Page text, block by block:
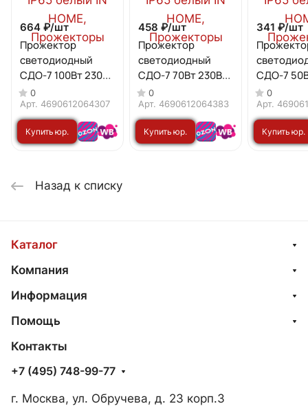
664 ₽/шт
Прожектор
светодиодный
СДО-7 100Вт 230В
6500К IP65 белый
IN HOME
0
Арт. 4690612064307
Купить юр.
458 ₽/шт
Прожектор
светодиодный
СДО-7 70Вт 230В
6500К IP65 белый
IN HOME
0
Арт. 4690612064383
Купить юр.
341 ₽/шт
СДО-7
4000К
IN HOME
0
Арт.
Купить юр.
Назад к списку
Каталог
Компания
Информация
Помощь
Контакты
+7 (495) 748-99-77
г. Москва, ул. Обручева, д. 23 корп.3